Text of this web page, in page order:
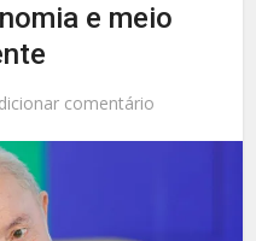
e meio
comentário